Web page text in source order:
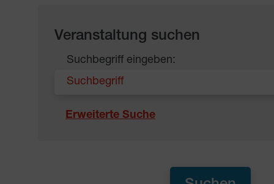
Veranstaltung suchen
Suchbegriff eingeben:
Erweiterte Suche